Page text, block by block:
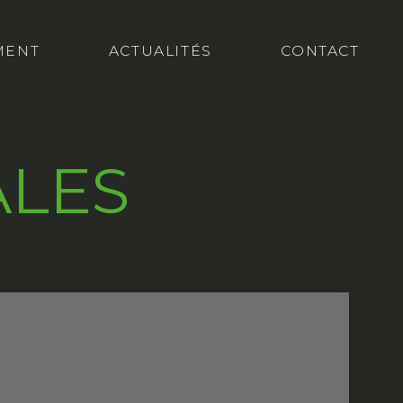
ACTUALITÉS CONTACT